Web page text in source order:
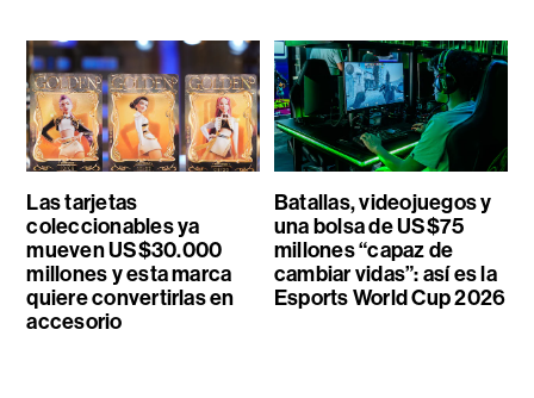
Las tarjetas
coleccionables ya
mueven US$30.000
millones y esta marca
quiere convertirlas en
accesorio
Batallas, videojuegos y
una bolsa de US$75
millones “capaz de
cambiar vidas”: así es la
Esports World Cup 2026